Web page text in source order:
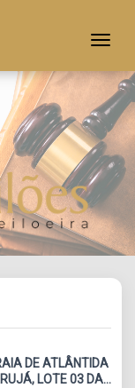
DE ATLÂNTIDA
LOTE 03 DA